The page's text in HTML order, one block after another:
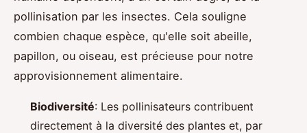
pollinisation par les insectes. Cela souligne
combien chaque espèce, qu'elle soit abeille,
papillon, ou oiseau, est précieuse pour notre
approvisionnement alimentaire.
Biodiversité: Les pollinisateurs contribuent
directement à la diversité des plantes et, par